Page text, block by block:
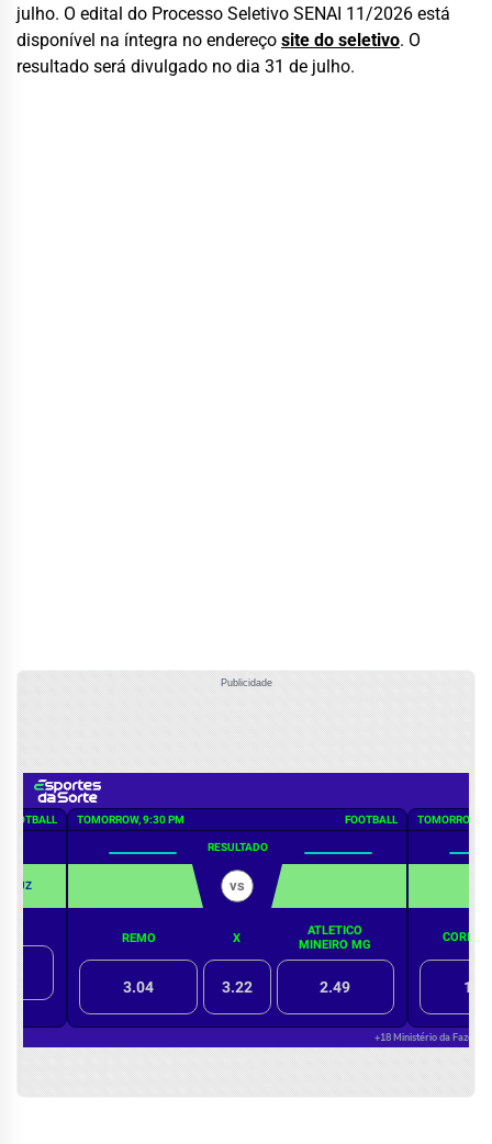
julho. O edital do Processo Seletivo SENAI 11/2026 está
disponível na íntegra no endereço site do seletivo. O
resultado será divulgado no dia 31 de julho.
Publicidade